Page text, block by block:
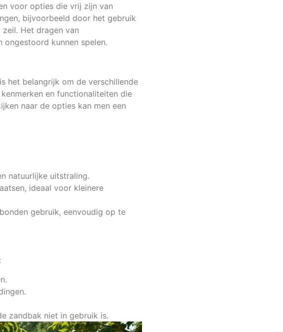
voor opties die vrij zijn van
bijvoorbeeld door het gebruik
Het dragen van
kunnen spelen.
het belangrijk om de verschillende
en functionaliteiten die
naar de opties kan men een
natuurlijke uitstraling.
ideaal voor kleinere
gebruik, eenvoudig op te
zandbak niet in gebruik is.